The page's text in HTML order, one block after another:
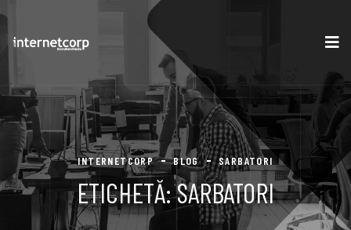
INTERNETCORP BLOG SARBATORI
ETICHETĂ:SARBATORI